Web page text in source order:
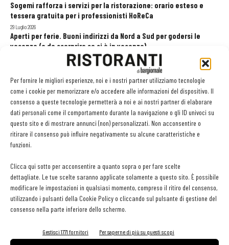
Per fornire le migliori esperienze, noi e i nostri partner utilizziamo tecnologie
come i cookie per memorizzare e/o accedere alle informazioni del dispositivo. Il
consenso a queste tecnologie permetterà a noi e ai nostri partner di elaborare
dati personali come il comportamento durante la navigazione o gli ID univoci su
questo sito e di mostrare annunci (non) personalizzati. Non acconsentire o
ritirare il consenso può influire negativamente su alcune caratteristiche e
funzioni.
Clicca qui sotto per acconsentire a quanto sopra o per fare scelte
dettagliate. Le tue scelte saranno applicate solamente a questo sito. È possibile
modificare le impostazioni in qualsiasi momento, compreso il ritiro del consenso,
utilizzando i pulsanti della Cookie Policy o cliccando sul pulsante di gestione del
consenso nella parte inferiore dello schermo.
Gestisci 1771 fornitori Per saperne di più su questi scopi
Sogemi rafforza i servizi per la ristorazione: orario esteso e
tessera gratuita per i professionisti HoReCa
29 Luglio 2026
Aperti per ferie. Buoni indirizzi da Nord a Sud per godersi le
vacanze (o da scorprire se si è in vacanza)
Pos, compagni di gestione. Le ultime soluzioni delle aziende
8 Luglio 2026
EDICOLA WEB